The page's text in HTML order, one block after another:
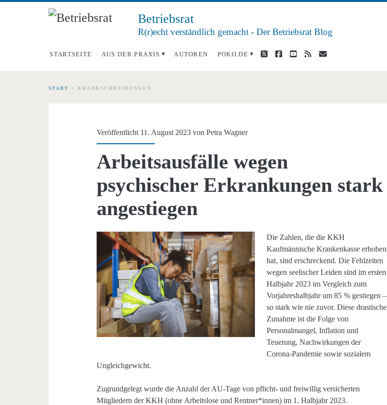
Betriebsrat
R(r)echt verständlich gemacht - Der Betriebsrat Blog
STARTSEITE AUS DER PRAXIS AUTOREN POKO.DE twitterfacebook
youtube
rss E-
START > KRANKSCHREIBUNGEN
<span>Krankschreibungen</span>
Veröffentlicht 11. August 2023 vonPetra Wagner
Arbeitsausfälle wegen
psychischer Erkrankungen stark
angestiegen
Die Zahlen, die die KKH
Kaufmännische Krankenkasse erhoben
hat, sind erschreckend. Die Fehlzeiten
wegen seelischer Leiden sind im ersten
Halbjahr 2023 im Vergleich zum
Vorjahreshalbjahr um 85 % gestiegen –
so stark wie nie zuvor. Diese drastische
Zunahme ist die Folge von
Personalmangel, Inflation und
Teuerung, Nachwirkungen der
Corona-Pandemie sowie sozialem
Ungleichgewicht.
Zugrundgelegt wurde die Anzahl der AU-Tage von pflicht- und freiwillig versicherten
Mitgliedern der KKH (ohne Arbeitslose und Rentner*innen) im 1. Halbjahr 2023.